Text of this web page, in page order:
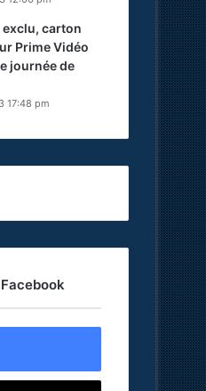
exclu, carton
Prime Vidéo
journée de
17:48 pm